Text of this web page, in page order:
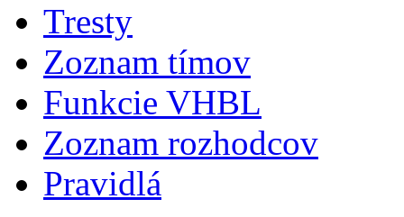
Tresty
Zoznam tímov
Funkcie VHBL
Zoznam rozhodcov
Pravidlá